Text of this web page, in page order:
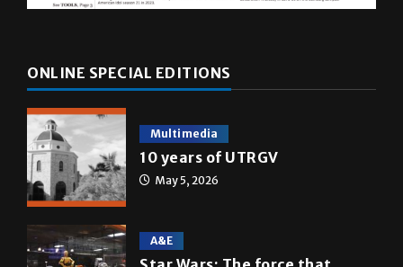
ONLINE SPECIAL EDITIONS
Multimedia
10 years of UTRGV
May 5, 2026
A&E